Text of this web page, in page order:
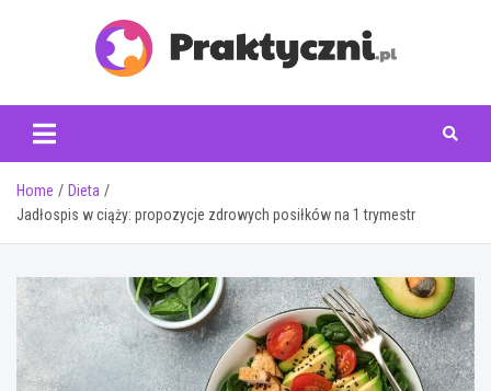
praktyczni.pl
Home
Dieta
Jadłospis w ciąży: propozycje zdrowych posiłków na 1 trymestr